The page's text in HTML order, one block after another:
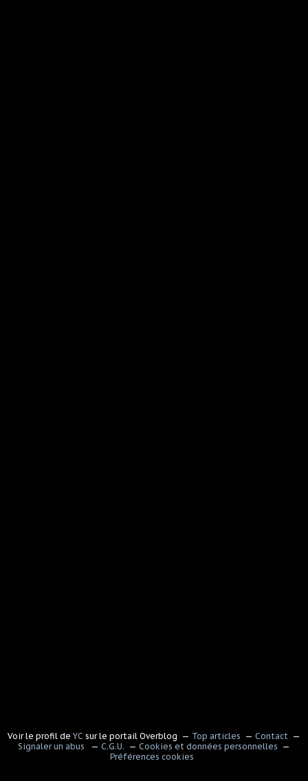
Voir le profil de YC sur le portail Overblog Top articles
Contact
Signaler un abus
C.G.U.
Cookies et données personnelles
Préférences cookies